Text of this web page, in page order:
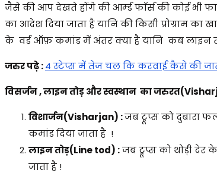
जैसे की आप देखते होंगे की आर्म्ड फाॅर्स की कोई भी
का आदेश दिया जाता है यानि की किसी प्रोग्राम का
के वर्ड ऑफ़ कमांड में अंतर क्या है यानि कब लाइन
जरुर पढ़े :4 स्टेप्स में तेज चल कि करवाई कैसे की
विसर्जन , लाइन तोड़ और स्वस्थान का जरुरत
विशार्जन(Visharjan) :जब ट्रूप्स को दुबारा
कमांड दिया जाता है !
लाइन तोड़(Line tod) :जब ट्रूप्स को थोड़ी
जाता है !